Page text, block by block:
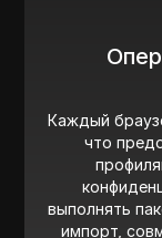
Каждый
что
выполнять
импорт,